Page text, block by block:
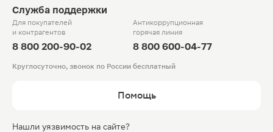
Служба поддержки
Для покупателей
и контрагентов
8 800 200-90-02
Антикоррупционная
горячая линия
8 800 600-04-77
Круглосуточно, звонок по России бесплатный
Помощь
Нашли уязвимость на сайте?